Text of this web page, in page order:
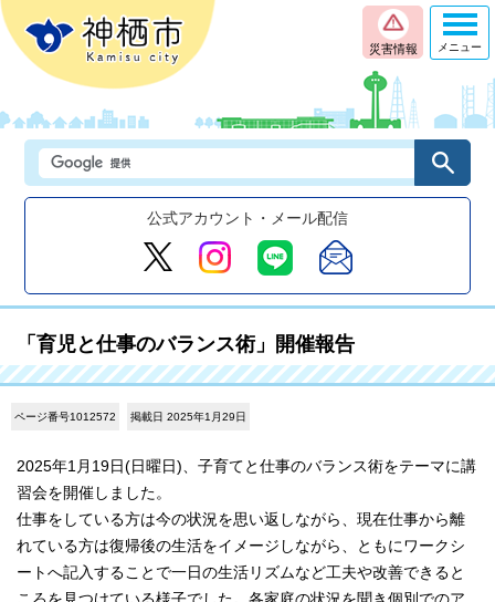
災害情報
公式アカウント・メール配信
メニュー
「育児と仕事のバランス術」開催報告
ページ番号1012572 掲載日 2025年1月29日
2025年1月19日(日曜日)、子育てと仕事のバランス術をテーマに講
習会を開催しました。
仕事をしている方は今の状況を思い返しながら、現在仕事から離
れている方は復帰後の生活をイメージしながら、ともにワークシ
ートへ記入することで一日の生活リズムなど工夫や改善できると